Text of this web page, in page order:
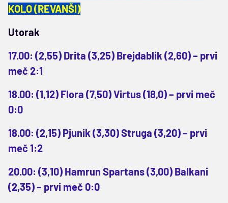
KOLO (REVANŠI)
Utorak
17.00: (2,55) Drita (3,25) Brejdablik (2,60) – prvi
meč 2:1
18.00: (1,12) Flora (7,50) Virtus (18,0) – prvi meč
0:0
18.00: (2,15) Pjunik (3,30) Struga (3,20) – prvi
meč 1:2
20.00: (3,10) Hamrun Spartans (3,00) Balkani
(2,35) – prvi meč 0:0